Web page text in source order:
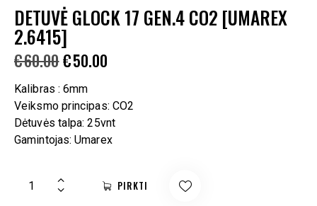
DETUVĖ GLOCK 17 GEN.4 CO2 [UMAREX
2.6415]
€60.00€50.00
Kalibras : 6mm
Veiksmo principas: CO2
Dėtuvės talpa: 25vnt
Gamintojas: Umarex
PIRKTI